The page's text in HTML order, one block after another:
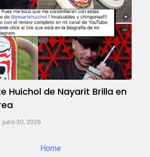
Huichol de Nayarit Brilla en
julio 30, 2026
Home